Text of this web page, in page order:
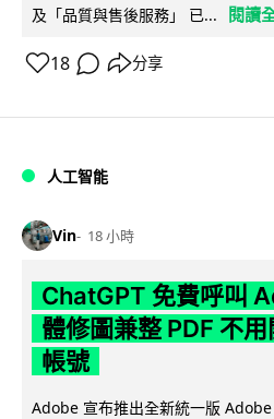
及「品質與售後服務」 已...
閱讀
18 分享
人工智能
Vin 18 小時
ChatGPT 免費呼叫
體修圖兼整 PDF 不
帳號
Adobe 宣布推出全新統一版